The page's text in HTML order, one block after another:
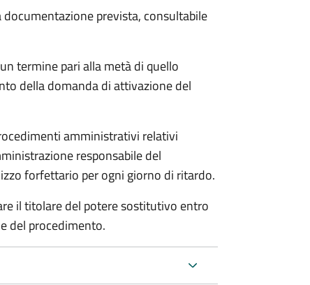
prevista, consultabile
termine pari alla metà di quello
della domanda di attivazione del
amministrativi relativi
responsabile del
forfettario per ogni giorno di ritardo.
il titolare del potere sostitutivo entro
del procedimento.